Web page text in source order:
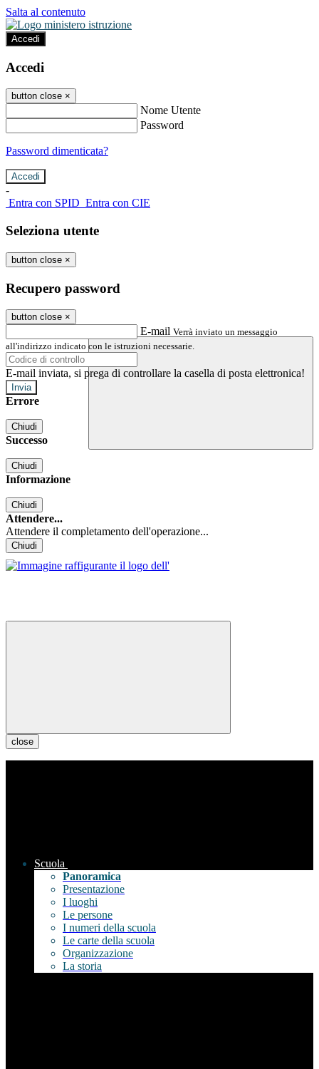
Salta al contenuto
Accedi
Accedi
button close ×
Nome Utente
Password
Password dimenticata?
-
Entra con SPID Entra con CIE
Seleziona utente
button close ×
Recupero password
button close ×
E-mail Verrà inviato un messaggio
all'indirizzo indicato con le istruzioni necessarie.
E-mail inviata, si prega di controllare la casella di posta elettronica!
Errore
Chiudi
Successo
Chiudi
Informazione
Chiudi
Attendere...
Attendere il completamento dell'operazione...
Chiudi
close
Scuola
Panoramica
Presentazione
I luoghi
Le persone
I numeri della scuola
Le carte della scuola
Organizzazione
La storia